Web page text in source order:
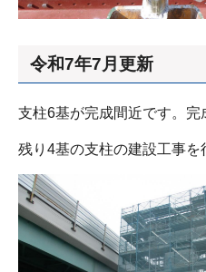
令和7年7月更新
支柱6基が完成間近です。完
残り4基の支柱の建設工事を